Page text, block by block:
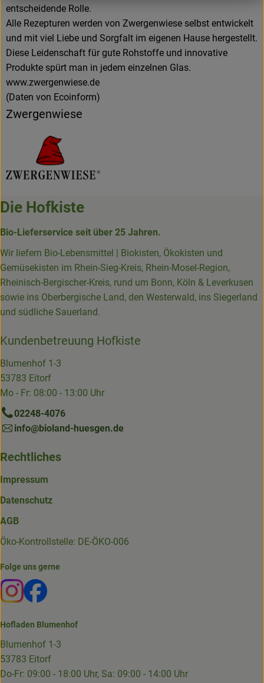
entscheidende Rolle.
Alle Rezepturen werden von Zwergenwiese selbst entwickelt
und mit viel Liebe und Sorgfalt im eigenen Hause hergestellt.
Diese Leidenschaft für gute Rohstoffe und innovative
Produkte spürt man in jedem einzelnen Glas.
www.zwergenwiese.de
(Daten von Ecoinform)
Zwergenwiese
Die Hofkiste
Bio-Lieferservice seit über 25 Jahren.
Wir liefern Bio-Lebensmittel | Biokisten, Ökokisten und
Gemüsekisten im Rhein-Sieg-Kreis, Rhein-Mosel-Region,
Rheinisch-Bergischer-Kreis, rund um Bonn, Köln & Leverkusen
sowie ins Oberbergische Land, den Westerwald, ins Siegerland
und südliche Sauerland.
Kundenbetreuung Hofkiste
Blumenhof 1-3
53783 Eitorf
Mo - Fr: 08:00 - 13:00 Uhr
02248-4076
info@bioland-huesgen.de
Rechtliches
Impressum
Datenschutz
AGB
Öko-Kontrollstelle: DE-ÖKO-006
Folge uns gerne
Externer Link zu https://www.instagram.com/die.hofkiste/
Externer Link zu https://www.facebook.com/p/Die-
Hofladen Blumenhof
Blumenhof 1-3
53783 Eitorf
Do-Fr: 09:00 - 18:00 Uhr, Sa: 09:00 - 14:00 Uhr